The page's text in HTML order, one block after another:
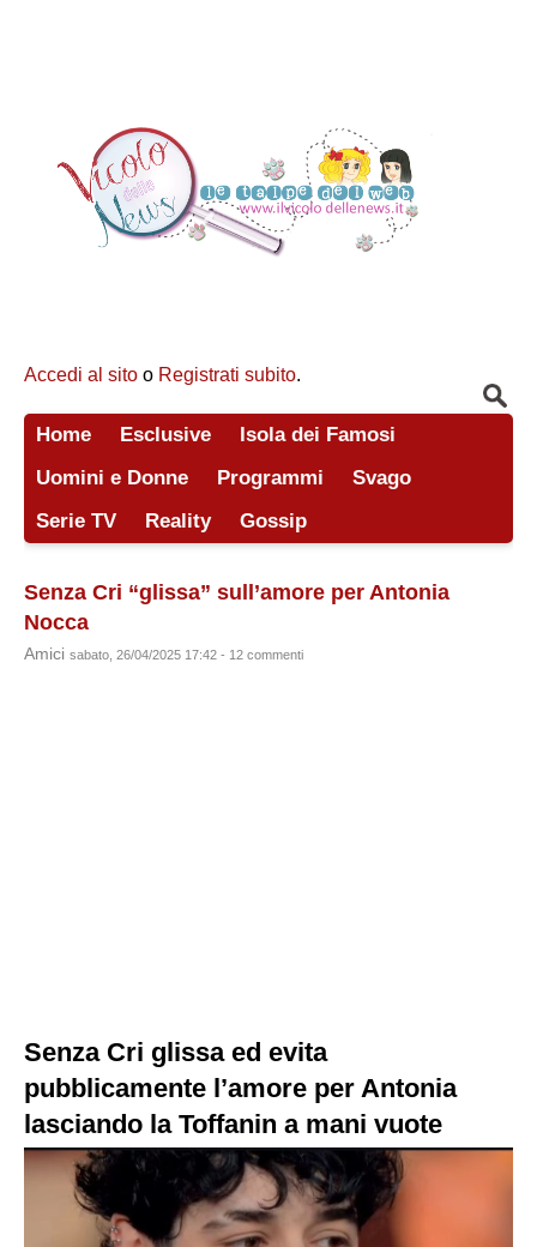
Accedi al sito o Registrati subito.
Home Esclusive
Isola dei Famosi
Uomini e Donne
Programmi
Svago
Serie TV
Reality Gossip
Senza Cri “glissa” sull’amore per Antonia
Nocca
Amici sabato, 26/04/2025 17:42 - 12 commenti
Senza Cri glissa ed evita
pubblicamente l’amore per Antonia
lasciando la Toffanin a mani vuote